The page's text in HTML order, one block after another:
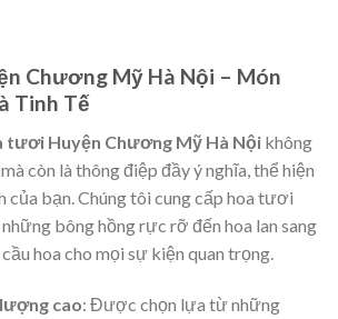
Chương Mỹ Hà Nội – Món
Tinh Tế
tươi Huyện Chương Mỹ Hà Nội không
còn là thông điệp đầy ý nghĩa, thể hiện
của bạn. Chúng tôi cung cấp hoa tươi
bông hồng rực rỡ đến hoa lan sang
hoa cho mọi sự kiện quan trọng.
cao: Được chọn lựa từ những